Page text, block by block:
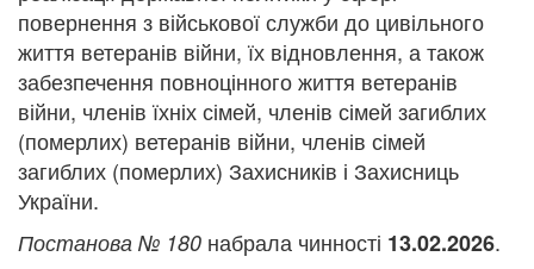
повернення з військової служби до цивільного
життя ветеранів війни, їх відновлення, а також
забезпечення повноцінного життя ветеранів
війни, членів їхніх сімей, членів сімей загиблих
(померлих) ветеранів війни, членів сімей
загиблих (померлих) Захисників і Захисниць
України.
Постанова № 180 набрала чинності 13.02.2026.